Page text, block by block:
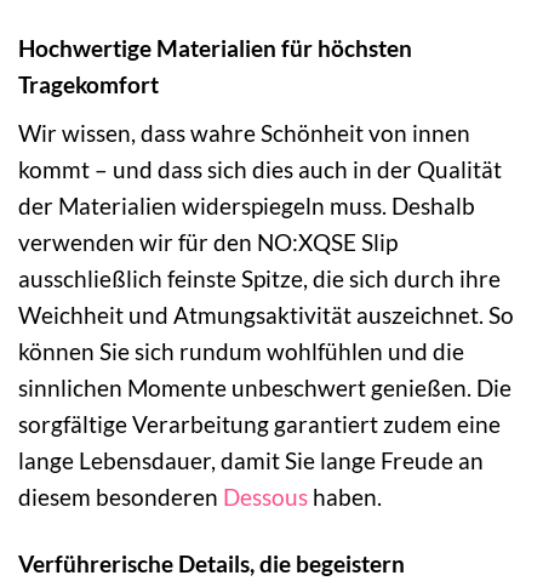
Hochwertige Materialien für höchsten
Tragekomfort
Wir wissen, dass wahre Schönheit von innen
kommt – und dass sich dies auch in der Qualität
der Materialien widerspiegeln muss. Deshalb
verwenden wir für den NO:XQSE Slip
ausschließlich feinste Spitze, die sich durch ihre
Weichheit und Atmungsaktivität auszeichnet. So
können Sie sich rundum wohlfühlen und die
sinnlichen Momente unbeschwert genießen. Die
sorgfältige Verarbeitung garantiert zudem eine
lange Lebensdauer, damit Sie lange Freude an
diesem besonderen Dessous haben.
Verführerische Details, die begeistern